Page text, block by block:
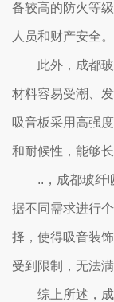
备较高的防火等
人员和财产安全。
此外，成都
材料容易受潮、
吸音板采用高强
和耐候性，能够
..，成都玻纤
据不同需求进行
择，使得吸音装
受到限制，无法
综上所述，